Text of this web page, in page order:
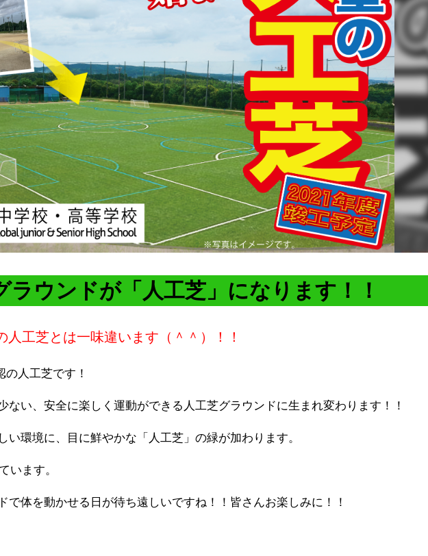
ラウンドが「人工芝」になります！ ！
人工芝とは一味違います（＾＾）！！
人工芝です！
ない、安全に楽しく運動ができる人工芝グラウンドに生まれ変わります！！
い環境に、目に鮮やかな「人工芝」の緑が加わります。
います。
で体を動かせる日が待ち遠しいですね！！皆さんお楽しみに！！